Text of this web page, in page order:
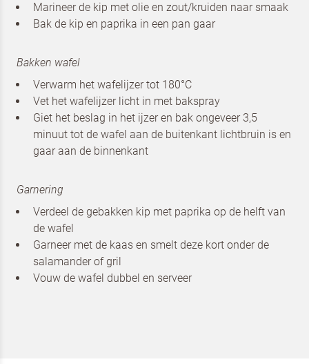
Marineer de kip met olie en zout/kruiden naar smaak
Bak de kip en paprika in een pan gaar
Bakken wafel
Verwarm het wafelijzer tot 180°C
Vet het wafelijzer licht in met bakspray
Giet het beslag in het ijzer en bak ongeveer 3,5
minuut tot de wafel aan de buitenkant lichtbruin is en
gaar aan de binnenkant
Garnering
Verdeel de gebakken kip met paprika op de helft van
de wafel
Garneer met de kaas en smelt deze kort onder de
salamander of gril
Vouw de wafel dubbel en serveer
Om spam te bestrijden, selecteer hieronder de
Ik ben een horeca professional
Door op versturen te klikken, ga je akkoord met
Ik ben een horeca professional
Door op versturen te klikken, ga je akkoord met onze voorwaarden
VERSTUREN